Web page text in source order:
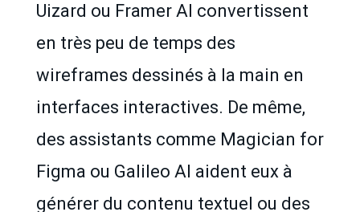
Uizard ou Framer AI convertissent
en très peu de temps des
wireframes dessinés à la main en
interfaces interactives. De même,
des assistants comme Magician for
Figma ou Galileo AI aident eux à
générer du contenu textuel ou des